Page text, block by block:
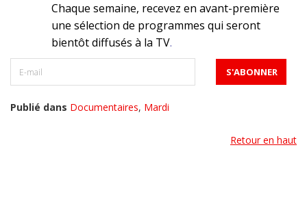
Chaque semaine, recevez en avant-première
une sélection de programmes qui seront
bientôt diffusés à la TV.
Publié dans Documentaires, Mardi
Retour en haut